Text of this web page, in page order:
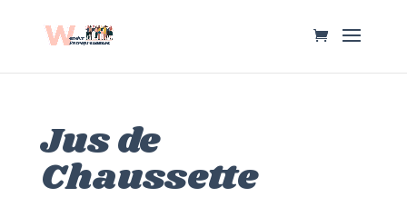
Jus de
Chaussette